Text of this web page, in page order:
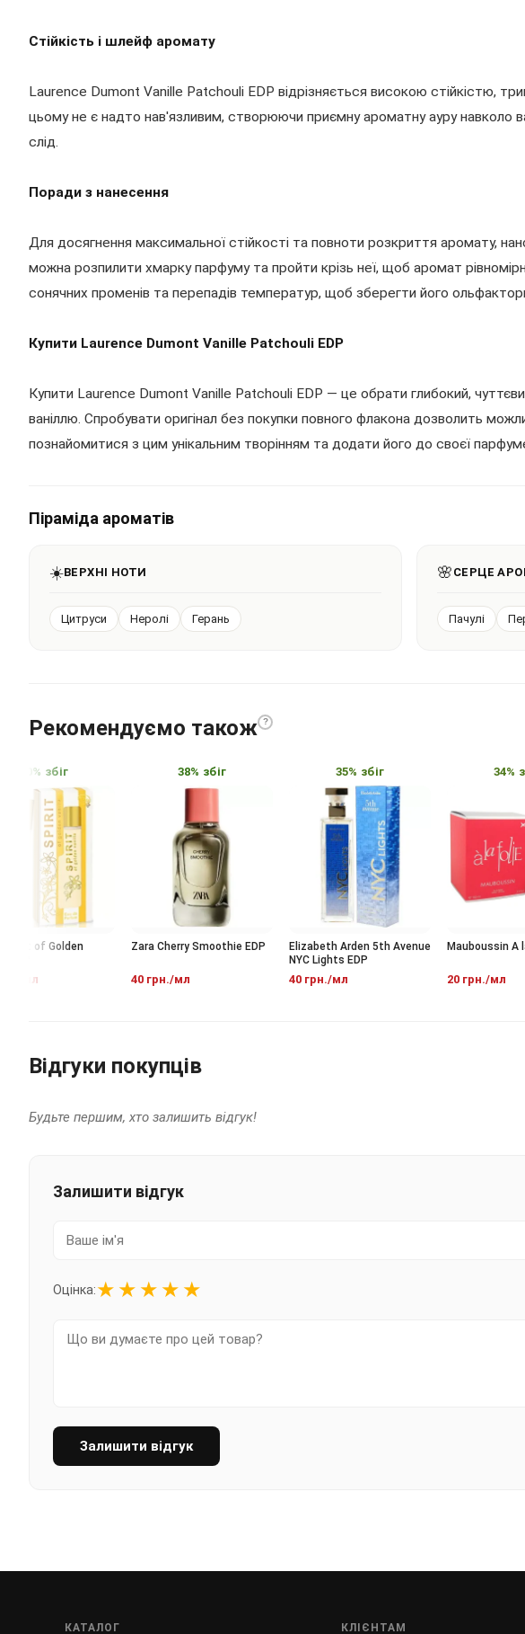
Стійкість і шлейф аромату
Laurence Dumont Vanille Patchouli EDP відрізняється високою стійкістю,
цьому не є надто нав'язливим, створюючи приємну ароматну ауру навколо
слід.
Поради з нанесення
Для досягнення максимальної стійкості та повноти розкриття аромату,
можна розпилити хмарку парфуму та пройти крізь неї, щоб аромат
сонячних променів та перепадів температур, щоб зберегти його
Купити Laurence Dumont Vanille Patchouli EDP
Купити Laurence Dumont Vanille Patchouli EDP — це обрати глибокий,
ваніллю. Спробувати оригінал без покупки повного флакона дозволить
познайомитися з цим унікальним творінням та додати його до своєї
Піраміда ароматів
☀️ВЕРХНІ НОТИ
Цитруси Неролі Герань
🌸 СЕРЦЕ
Пачулі
Рекомендуємо також ?
40% збіг
of Golden
38% збіг
Zara Cherry Smoothie EDP
40 грн./мл
35% збіг
Elizabeth Arden 5th Avenue
NYC Lights EDP
40 грн./мл
34%
Mauboussin A la
20 грн./мл
Відгуки покупців
Будьте першим, хто залишить відгук!
Залишити відгук
Оцінка:★ ★ ★ ★ ★
Залишити відгук
КАТАЛОГ КЛІЄНТАМ